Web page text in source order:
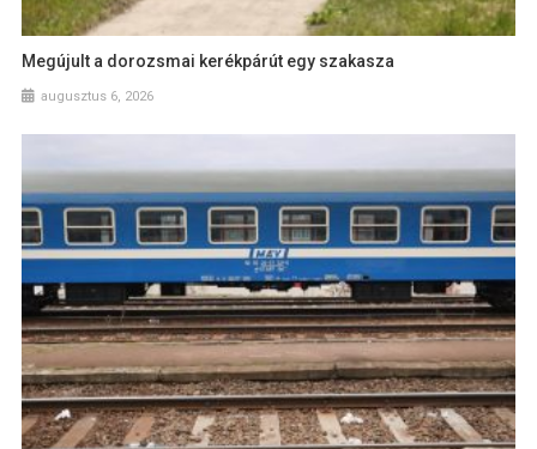
Megújult a dorozsmai kerékpárút egy szakasza
augusztus 6, 2026